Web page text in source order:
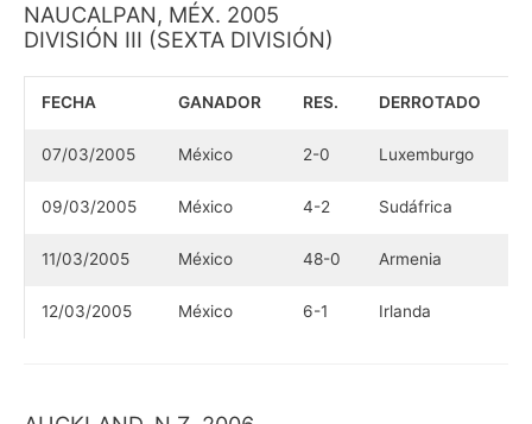
NAUCALPAN, MÉX. 2005
DIVISIÓN III (SEXTA DIVISIÓN)
FECHA GANADOR RES. DERROTADO
07/03/2005 México 2-0 Luxemburgo
09/03/2005 México 4-2 Sudáfrica
11/03/2005 México 48-0 Armenia
12/03/2005 México 6-1 Irlanda